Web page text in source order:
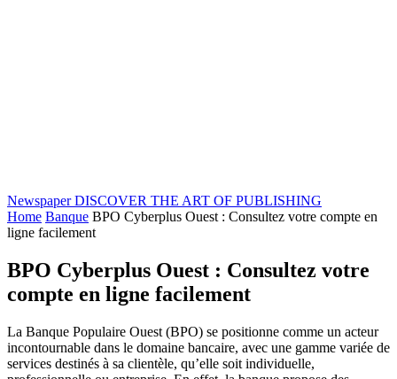
Newspaper DISCOVER THE ART OF PUBLISHING
Home Banque BPO Cyberplus Ouest : Consultez votre compte en
ligne facilement
BPO Cyberplus Ouest : Consultez votre
compte en ligne facilement
La Banque Populaire Ouest (BPO) se positionne comme un acteur
incontournable dans le domaine bancaire, avec une gamme variée de
services destinés à sa clientèle, qu’elle soit individuelle,